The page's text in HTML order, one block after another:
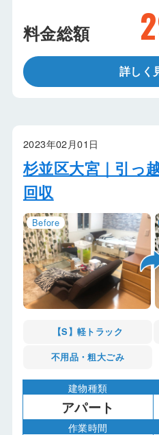
料金総額
詳しく
2023年02月01日
杉並区大宮｜引っ
回収
【S】軽トラック
不用品・粗大ごみ
建物種類
アパート
作業時間